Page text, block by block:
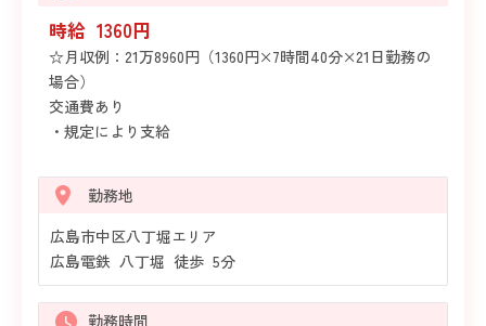
時給 1360円
☆月収例：21万8960円（1360円×7時間40分×21日勤務の
場合）
交通費あり
・規定により支給
勤務地
広島市中区八丁堀エリア
広島電鉄 八丁堀 徒歩 5分
勤務時間